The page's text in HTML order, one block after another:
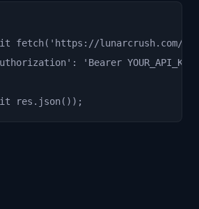
fetch('https://lunarcrush.com/
'Bearer